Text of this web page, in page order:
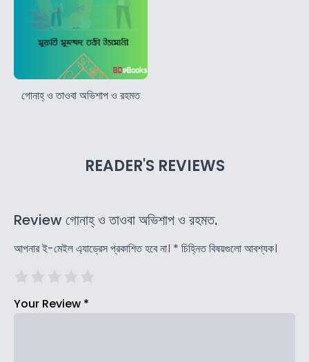
গোনাহ্ ও তাওবা অভিশাপ ও রহমত
READER'S REVIEWS
Review গোনাহ্ ও তাওবা অভিশাপ ও রহমত.
আপনার ই-মেইল এ্যাড্রেস প্রকাশিত হবে না। * চিহ্নিত বিষয়গুলো আবশ্যক।
Your Review *